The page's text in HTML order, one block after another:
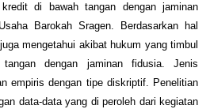
di bawah tangan dengan jaminan
Barokah Sragen. Berdasarkan hal
mengetahui akibat hukum yang timbul
dengan jaminan fidusia. Jenis
empiris dengan tipe diskriptif. Penelitian
data-data yang di peroleh dari kegiatan